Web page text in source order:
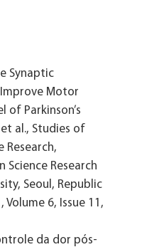
Synaptic
Motor
of Parkinson’s
al., Studies of
Research,
Science Research
Seoul, Republic
6, Issue 11,
da dor pós-